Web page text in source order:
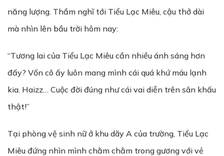
năng lượng. Thầm nghĩ tới Tiểu Lạc Miêu, cậu thở dài
mà nhìn lên bầu trời hôm nay:
“Tương lai của Tiểu Lạc Miêu cần nhiều ánh sáng hơn
đấy? Vốn cô ấy luôn mang mình cái quá khứ máu lạnh
kia. Haizz… Cuộc đời đúng như cái vai diễn trên sân khấu
thật!”
Tại phòng vệ sinh nữ ở khu dãy A của trường, Tiểu Lạc
Miêu đứng nhìn mình chằm chằm trong gương với vẻ